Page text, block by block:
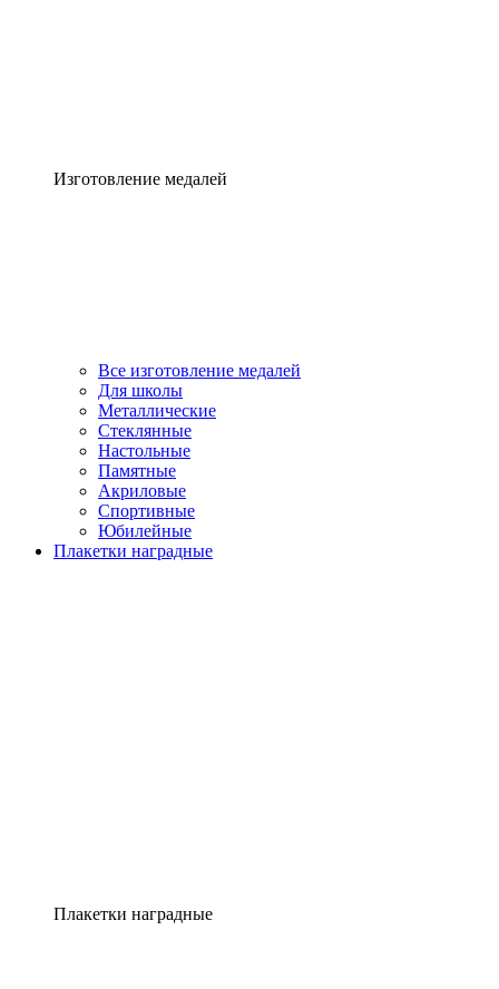
Изготовление медалей
Все изготовление медалей
Для школы
Металлические
Стеклянные
Настольные
Памятные
Акриловые
Спортивные
Юбилейные
Плакетки наградные
Плакетки наградные